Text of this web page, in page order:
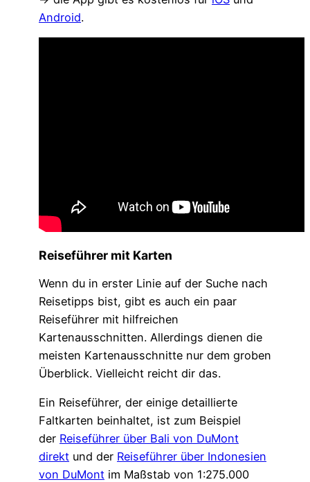
Android.
Reiseführer mit Karten
Wenn du in erster Linie auf der Suche nach
Reisetipps bist, gibt es auch ein paar
Reiseführer mit hilfreichen
Kartenausschnitten. Allerdings dienen die
meisten Kartenausschnitte nur dem groben
Überblick. Vielleicht reicht dir das.
Ein Reiseführer, der einige detaillierte
Faltkarten beinhaltet, ist zum Beispiel
der Reiseführer über Bali von DuMont
direkt und der Reiseführer über Indonesien
von DuMont im Maßstab von 1:275.000